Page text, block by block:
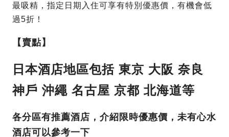
最吸精，指定日期入住可享有特別優惠價，有機會低
過5折！
【賣點】
日本酒店地區包括 東京 大阪 奈良
神戶 沖繩 名古屋 京都 北海道等
各分區有推薦酒店，介紹限時優惠價，未有心水
酒店可以參考一下